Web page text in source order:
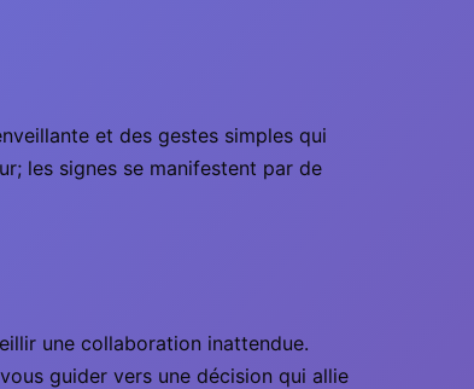
et des gestes simples qui
les signes se manifestent par de
une collaboration inattendue.
guider vers une décision qui allie